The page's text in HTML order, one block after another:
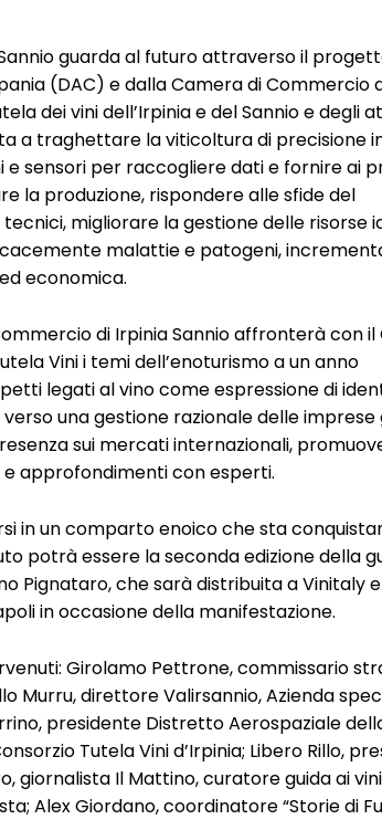
guarda al futuro attraverso il
(DAC) e dalla Camera di Commercio
dei vini dell’Irpinia e del Sannio e degli
a traghettare la viticoltura di precisione
e sensori per raccogliere dati e fornire ai
la produzione, rispondere alle sfide del
migliorare la gestione delle risorse
malattie e patogeni,
economica.
di Irpinia Sannio affronterà con il
Vini i temi dell’enoturismo a un anno
legati al vino come espressione di
una gestione razionale delle imprese
sui mercati internazionali,
approfondimenti con esperti.
in un comparto enoico che sta
potrà essere la seconda edizione della
Pignataro, che sarà distribuita a Vinitaly
in occasione della manifestazione.
Girolamo Pettrone, commissario
Murru, direttore Valirsannio, Azienda
presidente Distretto Aerospaziale
Tutela Vini d’Irpinia; Libero Rillo,
giornalista Il Mattino, curatore guida ai
Alex Giordano, coordinatore “Storie di